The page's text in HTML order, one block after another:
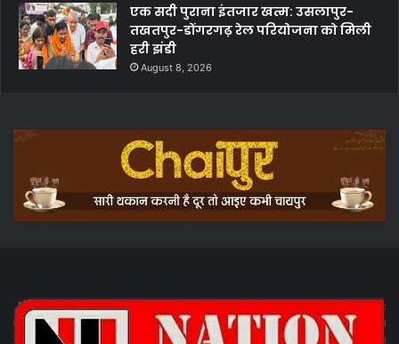
एक सदी पुराना इंतजार खत्म: उसलापुर-
तखतपुर-डोंगरगढ़ रेल परियोजना को मिली
हरी झंडी
August 8, 2026